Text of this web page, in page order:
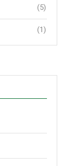
(5)
(1)